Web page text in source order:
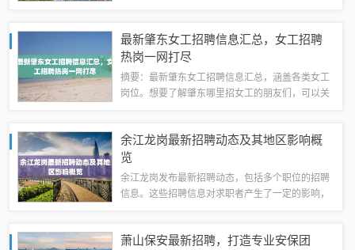
关注招聘信息细节，符合相关条件即可参与应聘...
最新肇东女工招聘信息汇总，女工招聘
热岗一网打尽
摘要：最新肇东女工招聘信息汇总，涵盖各类女工
岗位。想要了解肇东哪里招女工的朋友们，可以关
职意向，请密切关注相关招聘信息，把握就业...
余江龙岗最新招聘动态及其地区影响概
览
余江龙岗发布最新招聘动态，包括多个职位的招聘
信息。这些招聘信息对求职者产生了一定的影响，
用。余江龙岗发布最新招聘消息，涉及多个职位...
萧山保安最新招聘，打造专业安保团